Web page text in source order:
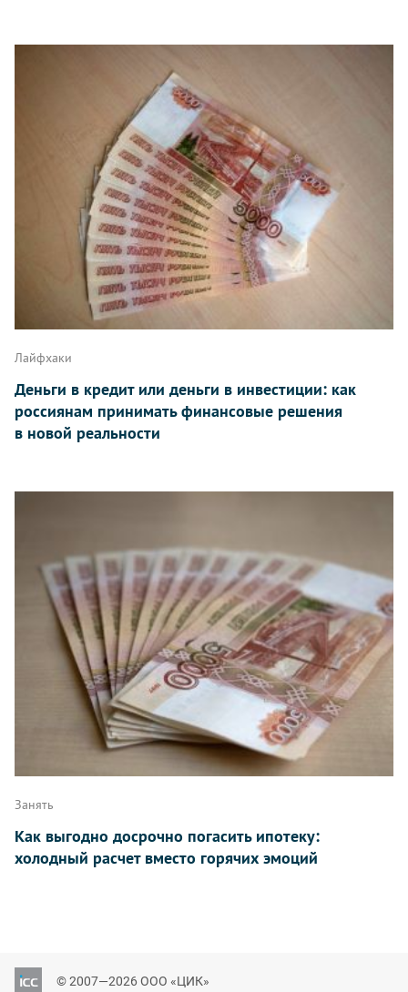
Лайфхаки
Деньги в кредит или деньги в инвестиции: как
россиянам принимать финансовые решения
в новой реальности
Занять
Как выгодно досрочно погасить ипотеку:
холодный расчет вместо горячих эмоций
© 2007—2026 ООО «ЦИК»